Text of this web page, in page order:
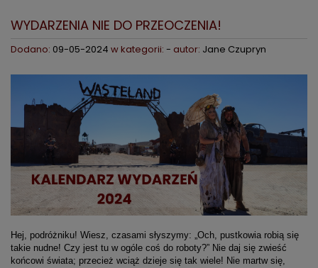
WYDARZENIA NIE DO PRZEOCZENIA!
Dodano: 09-05-2024 w kategorii: - autor: Jane Czupryn
Hej, podróżniku! Wiesz, czasami słyszymy: „Och, pustkowia robią się
takie nudne! Czy jest tu w ogóle coś do roboty?” Nie daj się zwieść
końcowi świata; przecież wciąż dzieje się tak wiele! Nie martw się,